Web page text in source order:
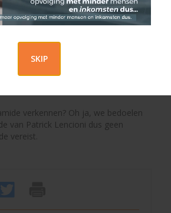
SKIP
van één uur nemen we jullie mee op
verkenningstocht op de piramide:
Alleen zo krijgen we de
teamleden want dat is essentieel om
te wijzen. Pas dan
met top-team-resultaten.
verkennen? Oh ja, we bedoelen
van Patrick Lencioni dus geen
vereist.